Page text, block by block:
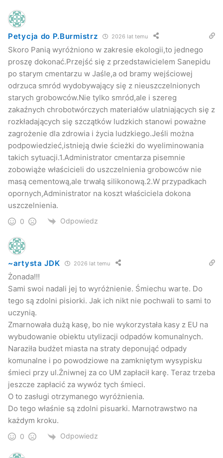
Petycja do P.Burmistrz 2026 lat temu
Skoro Panią wyróżniono w zakresie ekologii,to jednego
proszę dokonać.Przejść się z przedstawicielem Sanepidu
po starym cmentarzu w Jaśle,a od bramy wejściowej
odrzuca smród wydobywający się z nieuszczelnionych
starych grobowców.Nie tylko smród,ale i szereg
zakaźnych chrobotwórczych materiałów ulatniających się z
rozkładających się szczątków ludzkich stanowi poważne
zagrożenie dla zdrowia i życia ludzkiego.Jeśli można
podpowiedzieć,istnieją dwie ścieżki do wyeliminowania
takich sytuacji.1.Administrator cmentarza pisemnie
zobowiąże właścicieli do uszczelnienia grobowców nie
masą cementową,ale trwałą silikonową.2.W przypadkach
opornych,Administrator na koszt właściciela dokona
uszczelnienia.
0 Odpowiedz
~artysta JDK 2026 lat temu
Żonada!!!
Sami swoi nadali jej to wyróżnienie. Śmiechu warte. Do
tego są zdolni pisiorki. Jak ich nikt nie pochwali to sami to
uczynią.
Zmarnowała dużą kasę, bo nie wykorzystała kasy z EU na
wybudowanie obiektu utylizacji odpadów komunalnych.
Naraziła budżet miasta na straty deponująć odpady
komunalne i po powodziowe na zamkniętym wysypisku
śmieci przy ul.Żniwnej za co UM zapłacił karę. Teraz trzeba
jeszcze zapłacić za wywóz tych śmieci.
O to zasługi otrzymanego wyróżnienia.
Do tego właśnie są zdolni pisuarki. Marnotrawstwo na
każdym kroku.
0 Odpowiedz